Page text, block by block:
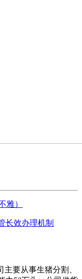
雅）
长效办理机制
要从事生猪分割、